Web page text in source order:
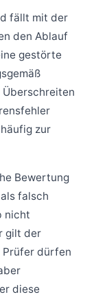
fällt mit der
den Ablauf
gestörte
zur
Bewertung
falsch
nicht
gilt der
Prüfer dürfen
diese